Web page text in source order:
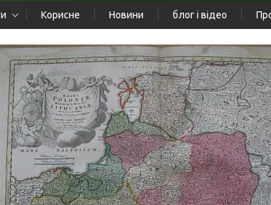
Корисне Новини блог і відео